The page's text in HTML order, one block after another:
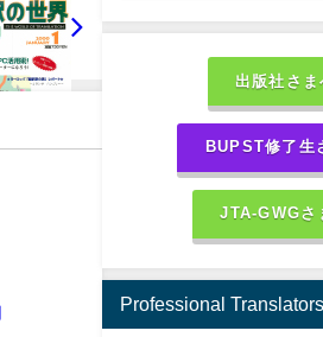
出版社さま
BUPST修了生
JTA-GWGさ
Professional